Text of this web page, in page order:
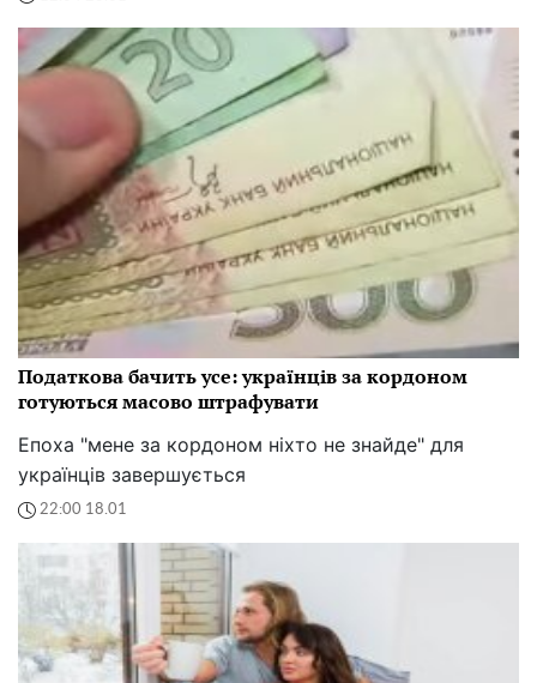
Податкова бачить усе: українців за кордоном
готуються масово штрафувати
Епоха "мене за кордоном ніхто не знайде" для
українців завершується
22:00 18.01